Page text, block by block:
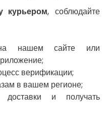
курьером, соблюдайте
на нашем сайте или
верификации;
в вашем регионе;
доставки и получать